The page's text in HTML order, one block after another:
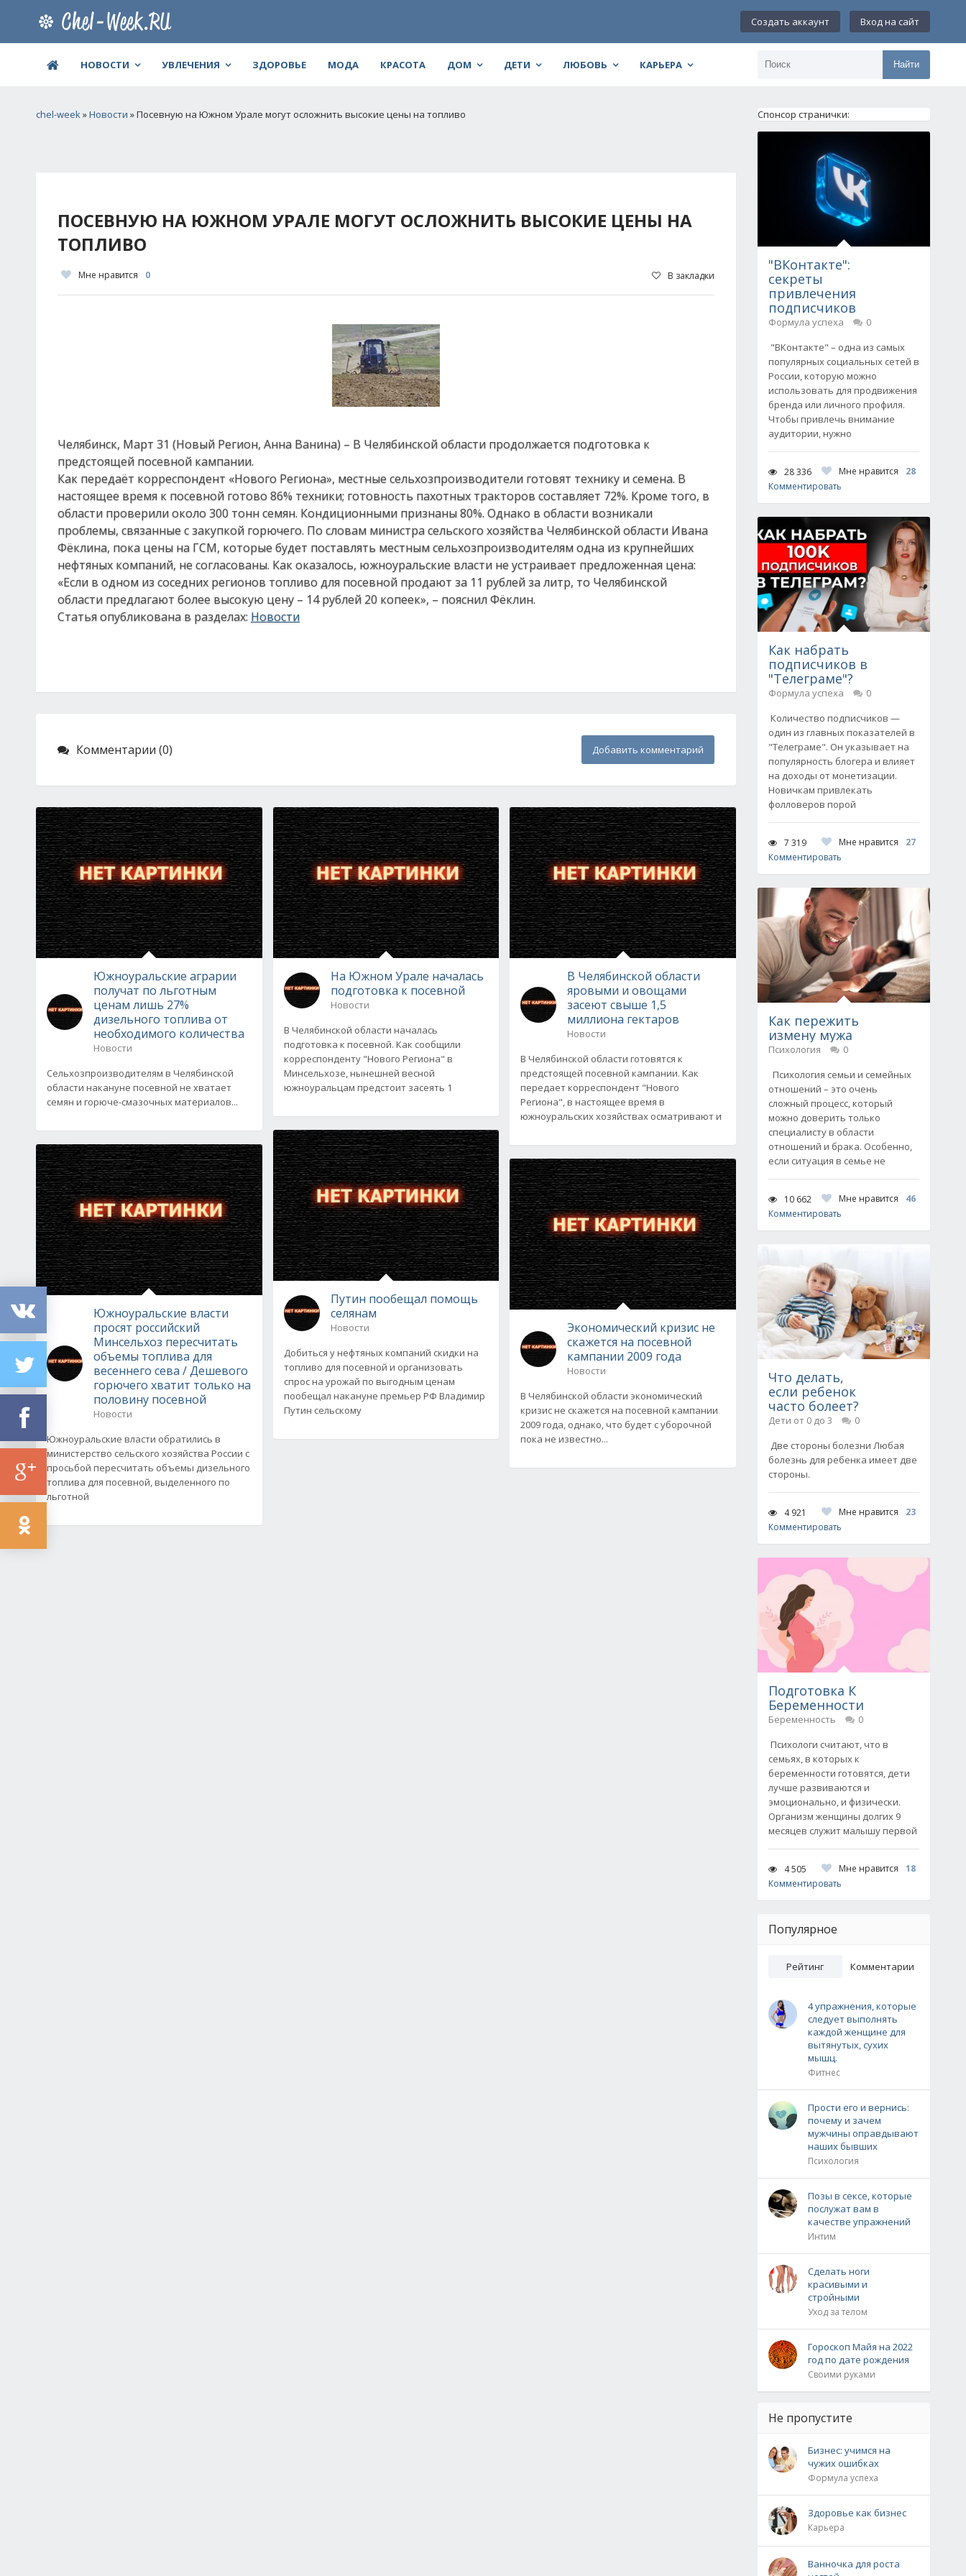
Создать аккаунт Вход на сайт
НОВОСТИ УВЛЕЧЕНИЯ ЗДОРОВЬЕ МОДА КРАСОТА ДОМ ДЕТИ ЛЮБОВЬ КАРЬЕРА Найти
chel-week»Новости » Посевную на Южном Урале могут осложнить высокие цены на топливо
ПОСЕВНУЮ НА ЮЖНОМ УРАЛЕ МОГУТ ОСЛОЖНИТЬ ВЫСОКИЕ ЦЕНЫ НА
ТОПЛИВО
Мне нравится 0 В закладки
Челябинск, Март 31 (Новый Регион, Анна Ванина) – В Челябинской области продолжается подготовка к
предстоящей посевной кампании.
Как передаёт корреспондент «Нового Региона», местные сельхозпроизводители готовят технику и семена. В
настоящее время к посевной готово 86% техники; готовность пахотных тракторов составляет 72%. Кроме того, в
области проверили около 300 тонн семян. Кондиционными признаны 80%. Однако в области возникали
проблемы, связанные с закупкой горючего. По словам министра сельского хозяйства Челябинской области Ивана
Фёклина, пока цены на ГСМ, которые будет поставлять местным сельхозпроизводителям одна из крупнейших
нефтяных компаний, не согласованы. Как оказалось, южноуральские власти не устраивает предложенная цена:
«Если в одном из соседних регионов топливо для посевной продают за 11 рублей за литр, то Челябинской
области предлагают более высокую цену – 14 рублей 20 копеек», – пояснил Фёклин.
Статья опубликована в разделах: Новости
Комментарии (0) Добавить комментарий
Южноуральские аграрии
получат по льготным
ценам лишь 27%
дизельного топлива от
необходимого количества
Новости
Сельхозпроизводителям в Челябинской
области накануне посевной не хватает
семян и горюче-смазочных материалов...
Южноуральские власти
просят российский
Минсельхоз пересчитать
объемы топлива для
весеннего сева / Дешевого
горючего хватит только на
половину посевной
Новости
Южноуральские власти обратились в
министерство сельского хозяйства России с
просьбой пересчитать объемы дизельного
топлива для посевной, выделенного по
льготной
На Южном Урале началась
подготовка к посевной
Новости
В Челябинской области началась
подготовка к посевной. Как сообщили
корреспонденту "Нового Региона" в
Минсельхозе, нынешней весной
южноуральцам предстоит засеять 1
Путин пообещал помощь
селянам
Новости
Добиться у нефтяных компаний скидки на
топливо для посевной и организовать
спрос на урожай по выгодным ценам
пообещал накануне премьер РФ Владимир
Путин сельскому
В Челябинской области
яровыми и овощами
засеют свыше 1,5
миллиона гектаров
Новости
В Челябинской области готовятся к
предстоящей посевной кампании. Как
передает корреспондент "Нового
Региона", в настоящее время в
южноуральских хозяйствах осматривают и
Экономический кризис не
скажется на посевной
кампании 2009 года
Новости
В Челябинской области экономический
кризис не скажется на посевной кампании
2009 года, однако, что будет с уборочной
пока не известно...
Спонсор странички:
"ВКонтакте":
секреты
привлечения
подписчиков
Формула успеха
0
"ВКонтакте" – одна из самых
популярных социальных сетей в
России, которую можно
использовать для продвижения
бренда или личного профиля.
Чтобы привлечь внимание
аудитории, нужно
28 336 Мне нравится
28
Комментировать
Как набрать
подписчиков в
"Телеграме"?
Формула успеха
0
Количество подписчиков —
один из главных показателей в
"Телеграме". Он указывает на
популярность блогера и влияет
на доходы от монетизации.
Новичкам привлекать
фолловеров порой
7 319 Мне нравится
27
Комментировать
Как пережить
измену мужа
Психология
0
Психология семьи и семейных
отношений – это очень
сложный процесс, который
можно доверить только
специалисту в области
отношений и брака. Особенно,
если ситуация в семье не
10 662 Мне нравится
46
Комментировать
Что делать,
если ребенок
часто болеет?
Дети от 0 до 3
0
Две стороны болезни Любая
болезнь для ребенка имеет две
стороны.
4 921 Мне нравится
23
Комментировать
Подготовка К
Беременности
Беременность
0
Психологи считают, что в
семьях, в которых к
беременности готовятся, дети
лучше развиваются и
эмоционально, и физически.
Организм женщины долгих 9
месяцев служит малышу первой
4 505 Мне нравится
18
Комментировать
Популярное
Рейтинг Комментарии
4 упражнения, которые
следует выполнять
каждой женщине для
вытянутых, сухих
мышц.
Фитнес
Прости его и вернись:
почему и зачем
мужчины оправдывают
наших бывших
Психология
Позы в сексе, которые
послужат вам в
качестве упражнений
Интим
Сделать ноги
красивыми и
стройными
Уход за телом
Гороскоп Майя на 2022
год по дате рождения
Своими руками
Не пропустите
Бизнес: учимся на
чужих ошибках
Формула успеха
Здоровье как бизнес
Карьера
Ванночка для роста